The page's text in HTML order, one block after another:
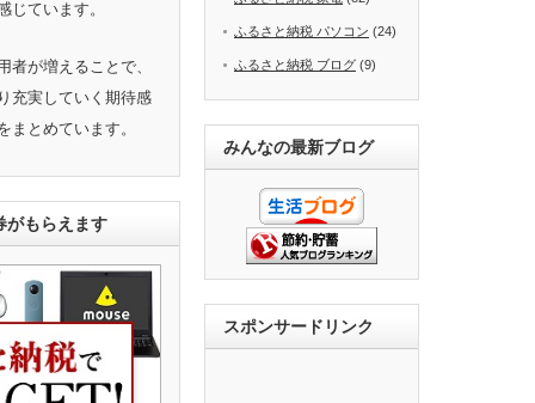
じています。
者が増えることで、
充実していく期待感
まとめています。
がもらえます
ふるさと納税 パソコン (24)
ふるさと納税 ブログ (9)
みんなの最新ブログ
スポンサードリンク